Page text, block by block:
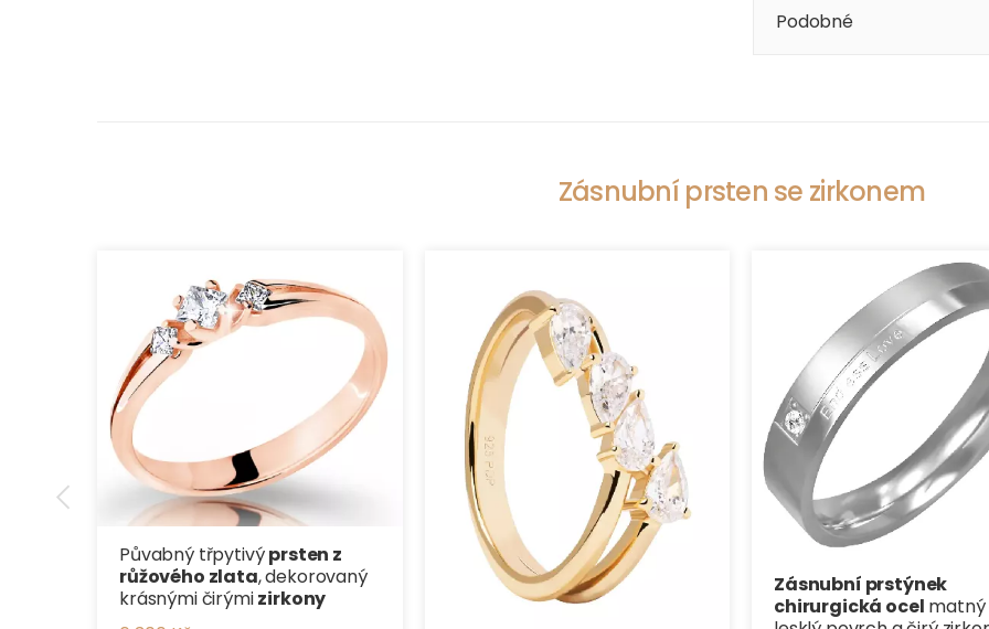
Podobné
Zásnubní prsten se zirkonem
Půvabný třpytivýprsten z
růžového zlata, dekorovaný
krásnými čirýmizirkony
Zásnubní prstýnek
chirurgická ocel matný